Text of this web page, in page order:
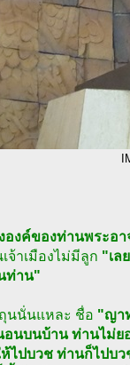
องค์ของท่านพระอา
จ้าเมืองไม่มีลูก "เล
ท่าน"
นนั่นแหละ ชื่อ "ญา
อนบนบ้าน ท่านไม่
ไปบวช ท่านก็ไปบ